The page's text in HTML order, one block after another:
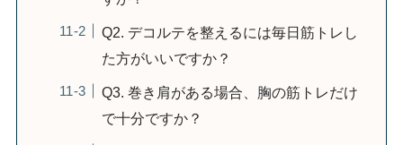
Q2. デコルテを整えるには毎日筋トレし
た方がいいですか？
Q3. 巻き肩がある場合、胸の筋トレだけ
で十分ですか？